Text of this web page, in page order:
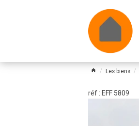
Les biens
réf : EFF 5809